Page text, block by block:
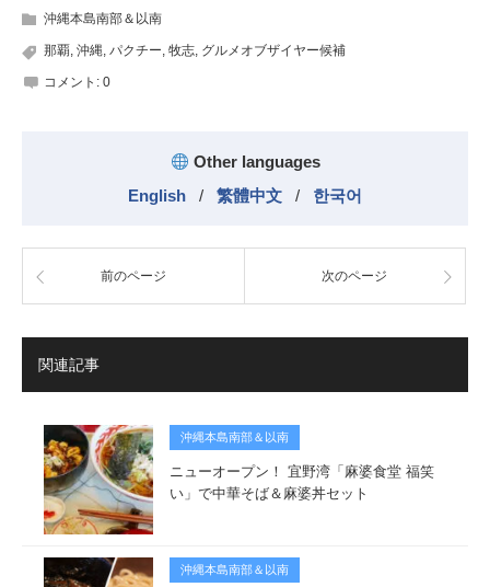
沖縄本島南部＆以南
那覇, 沖縄, パクチー, 牧志, グルメオブザイヤー候補
コメント: 0
Other languages
English
/ 繁體中文 / 한국어
前のページ 次のページ
関連記事
沖縄本島南部＆以南
ニューオープン！ 宜野湾「麻婆食堂 福笑
い」で中華そば＆麻婆丼セット
沖縄本島南部＆以南